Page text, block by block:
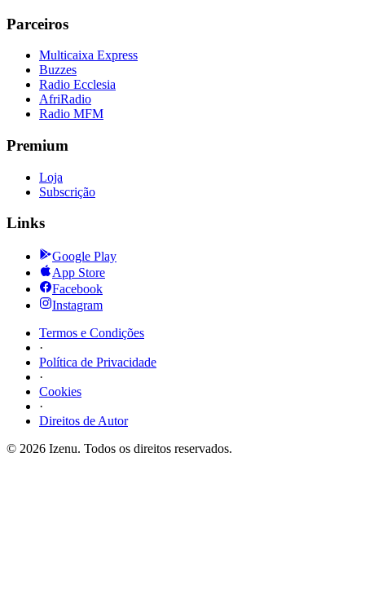
Parceiros
Multicaixa Express
Buzzes
Radio Ecclesia
AfriRadio
Radio MFM
Premium
Loja
Subscrição
Links
Google Play
App Store
Facebook
Instagram
Termos e Condições
·
Política de Privacidade
·
Cookies
·
Direitos de Autor
© 2026 Izenu. Todos os direitos reservados.